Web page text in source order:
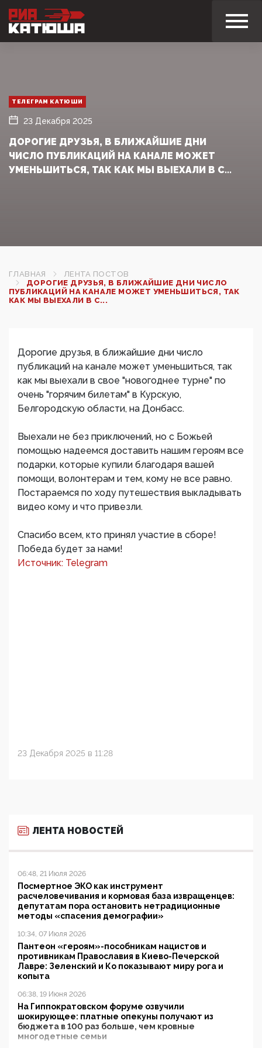
ТЕЛЕГРАМ КАТЮШИ
23 Декабря 2025
ДОРОГИЕ ДРУЗЬЯ, В БЛИЖАЙШИЕ ДНИ
ЧИСЛО ПУБЛИКАЦИЙ НА КАНАЛЕ МОЖЕТ
УМЕНЬШИТЬСЯ, ТАК КАК МЫ ВЫЕХАЛИ В С...
ГЛАВНАЯ
ЛЕНТА ПОСТОВ
ДОРОГИЕ ДРУЗЬЯ, В БЛИЖАЙШИЕ ДНИ ЧИСЛО
ПУБЛИКАЦИЙ НА КАНАЛЕ МОЖЕТ УМЕНЬШИТЬСЯ, ТАК
КАК МЫ ВЫЕХАЛИ В С...
Дорогие друзья, в ближайшие дни число
публикаций на канале может уменьшиться, так
как мы выехали в свое "новогоднее турне" по
очень "горячим билетам" в Курскую,
Белгородскую области, на Донбасс.
Выехали не без приключений, но с Божьей
помощью надеемся доставить нашим героям все
подарки, которые купили благодаря вашей
помощи, волонтерам и тем, кому не все равно.
Постараемся по ходу путешествия выкладывать
видео кому и что привезли.
Спасибо всем, кто принял участие в сборе!
Победа будет за нами!
Источник: Telegram
23 Декабря 2025 в 11:28
ЛЕНТА НОВОСТЕЙ
06:48, 21 Июля 2026
Посмертное ЭКО как инструмент
расчеловечивания и кормовая база извращенцев:
депутатам пора остановить нетрадиционные
методы «спасения демографии»
10:34, 07 Июля 2026
Пантеон «героям»-пособникам нацистов и
противникам Православия в Киево-Печерской
Лавре: Зеленский и Ко показывают миру рога и
копыта
06:38, 19 Июня 2026
На Гиппократовском форуме озвучили
шокирующее: платные опекуны получают из
бюджета в 100 раз больше, чем кровные
многодетные семьи